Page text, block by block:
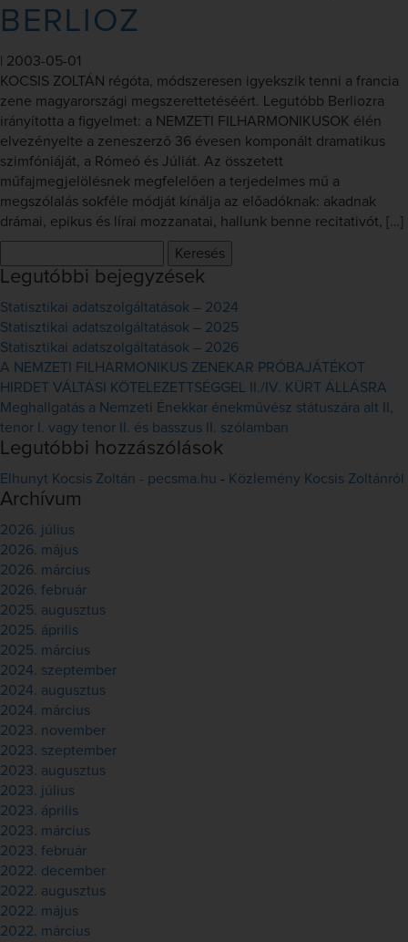
BERLIOZ
2003-05-01
KOCSIS ZOLTÁN régóta, módszeresen igyekszik tenni a francia
zene magyarországi megszerettetéséért. Legutóbb Berliozra
irányította a figyelmet: a NEMZETI FILHARMONIKUSOK élén
elvezényelte a zeneszerző 36 évesen komponált dramatikus
szimfóniáját, a Rómeó és Júliát. Az összetett
műfajmegjelölésnek megfelelően a terjedelmes mű a
megszólalás sokféle módját kínálja az előadóknak: akadnak
drámai, epikus és lírai mozzanatai, hallunk benne recitativót, […]
Legutóbbi bejegyzések
Statisztikai adatszolgáltatások – 2024
Statisztikai adatszolgáltatások – 2025
Statisztikai adatszolgáltatások – 2026
A NEMZETI FILHARMONIKUS ZENEKAR PRÓBAJÁTÉKOT
HIRDET VÁLTÁSI KÖTELEZETTSÉGGEL II./IV. KÜRT ÁLLÁSRA
Meghallgatás a Nemzeti Énekkar énekművész státuszára alt II,
tenor I. vagy tenor II. és basszus II. szólamban
Legutóbbi hozzászólások
Elhunyt Kocsis Zoltán - pecsma.hu - Közlemény Kocsis Zoltánról
Archívum
2026. július
2026. május
2026. március
2026. február
2025. augusztus
2025. április
2025. március
2024. szeptember
2024. augusztus
2024. március
2023. november
2023. szeptember
2023. augusztus
2023. július
2023. április
2023. március
2023. február
2022. december
2022. augusztus
2022. május
2022. március